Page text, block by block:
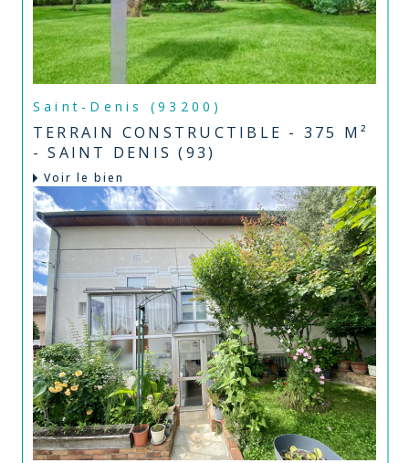
Saint-Denis (93200)
TERRAIN CONSTRUCTIBLE - 375 M²
- SAINT DENIS (93)
Voir le bien